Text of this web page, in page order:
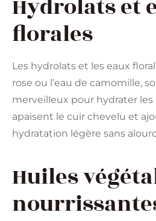
Hydrolats et
florales
Les hydrolats et les eaux
rose ou l’eau de camomille,
merveilleux pour hydrater les
apaisent le cuir chevelu et
hydratation légère sans
Huiles